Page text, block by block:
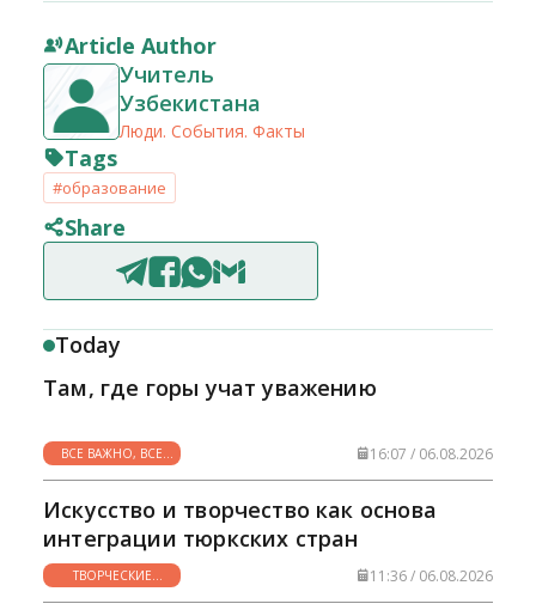
Article Author
Учитель
Узбекистана
Люди. События. Факты
Tags
#образование
Share
Today
Там, где горы учат уважению
ВСЕ ВАЖНО, ВСЕ
НУЖНО
16:07 / 06.08.2026
Искусство и творчество как основа
интеграции тюркских стран
ТВОРЧЕСКИЕ
ГОРИЗОНТЫ
11:36 / 06.08.2026